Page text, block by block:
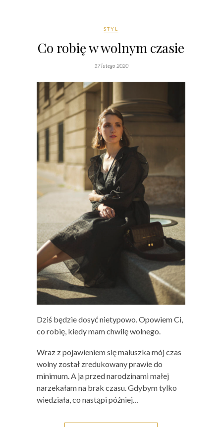
STYL
Co robię w wolnym czasie
17 lutego 2020
Dziś będzie dosyć nietypowo. Opowiem Ci,
co robię, kiedy mam chwilę wolnego.
Wraz z pojawieniem się maluszka mój czas
wolny został zredukowany prawie do
minimum. A ja przed narodzinami małej
narzekałam na brak czasu. Gdybym tylko
wiedziała, co nastąpi później…